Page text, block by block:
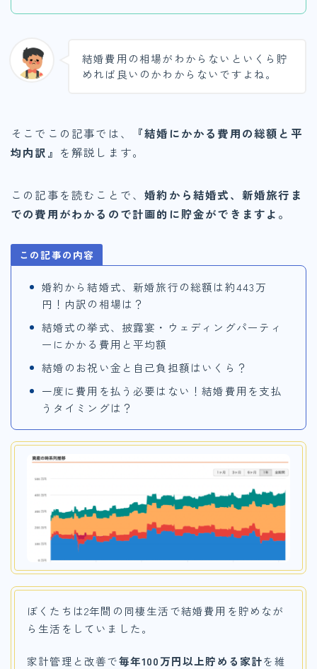
結婚費用の相場がわからないといくら貯
めれば良いのかわからないですよね。
そこでこの記事では、
『結婚にかかる費用の総額と平
均内訳』 を解説します。
この記事を読むことで、婚約から結婚式、新婚旅行ま
での費用がわかるので計画的に貯金ができますよ。
この記事の内容
婚約から結婚式、新婚旅行の総額は約443万
円！内訳の相場は？
結婚式の挙式、披露宴・ウェディングパーティ
ーにかかる費用と平均額
結婚のお祝い金と自己負担額はいくら？
一度に費用を払う必要はない！結婚費用を支払
うタイミングは？
ぼくたちは2年間の同棲生活で結婚費用を貯めなが
ら生活をしていました。
家計管理と改善で毎年100万円以上貯める家計を維